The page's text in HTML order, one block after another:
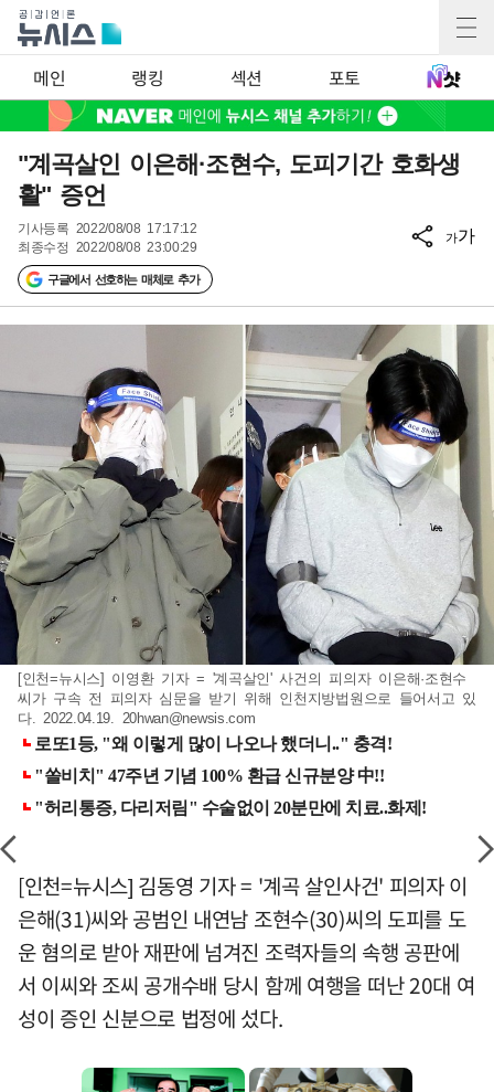
메인 랭킹 섹션 포토
"계곡살인 이은해·조현수, 도피기간 호화생
활" 증언
기사등록 2022/08/08 17:17:12
최종수정 2022/08/08 23:00:29
구글에서 선호하는 매체로 추가
가가
[인천=뉴시스] 이영환 기자 = '계곡살인' 사건의 피의자 이은해·조현수
씨가 구속 전 피의자 심문을 받기 위해 인천지방법원으로 들어서고 있
다. 2022.04.19. 20hwan@newsis.com
[인천=뉴시스] 김동영 기자 = '계곡 살인사건' 피의자 이
은해(31)씨와 공범인 내연남 조현수(30)씨의 도피를 도
운 혐의로 받아 재판에 넘겨진 조력자들의 속행 공판에
서 이씨와 조씨 공개수배 당시 함께 여행을 떠난 20대 여
성이 증인 신분으로 법정에 섰다.